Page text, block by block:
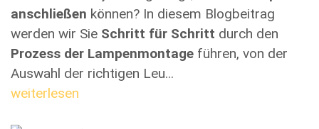
anschließen können? In diesem Blogbeitrag
werden wir Sie Schritt für Schritt durch den
Prozess der Lampenmontage führen, von der
Auswahl der richtigen Leu...
weiterlesen